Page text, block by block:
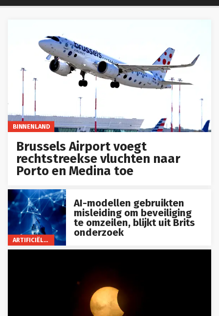
BINNENLAND
Brussels Airport voegt
rechtstreekse vluchten naar
Porto en Medina toe
ARTIFICIËLE INTELLIGENTIE
AI-modellen gebruikten
misleiding om beveiliging
te omzeilen, blijkt uit Brits
onderzoek